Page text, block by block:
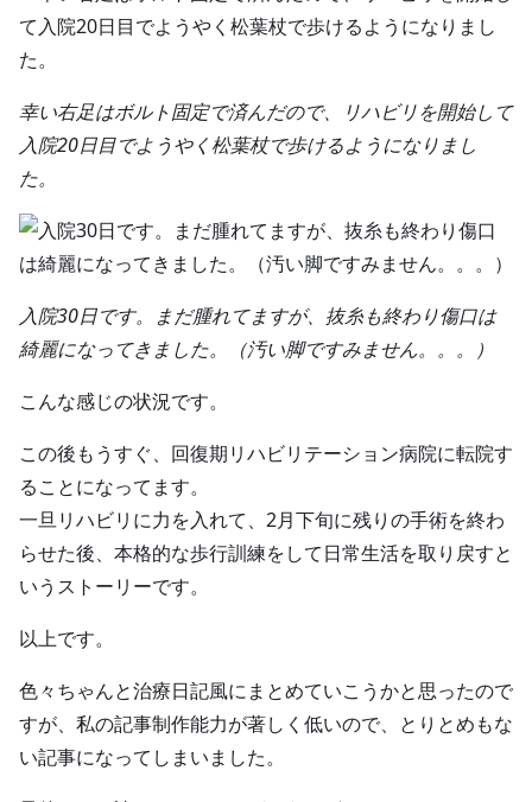
幸い右足はボルト固定で済んだので、リハビリを開始して
入院20日目でようやく松葉杖で歩けるようになりまし
た。
入院30日です。まだ腫れてますが、抜糸も終わり傷口は
綺麗になってきました。（汚い脚ですみません。。。）
こんな感じの状況です。
この後もうすぐ、回復期リハビリテーション病院に転院す
ることになってます。
一旦リハビリに力を入れて、2月下旬に残りの手術を終わ
らせた後、本格的な歩行訓練をして日常生活を取り戻すと
いうストーリーです。
以上です。
色々ちゃんと治療日記風にまとめていこうかと思ったので
すが、私の記事制作能力が著しく低いので、とりとめもな
い記事になってしまいました。